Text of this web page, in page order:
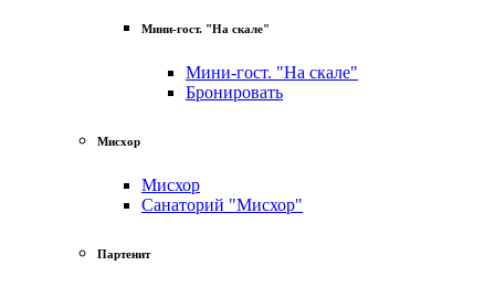
Мини-гост. "На скале"
Мини-гост. "На скале"
Бронировать
Мисхор
Мисхор
Санаторий "Мисхор"
Партенит